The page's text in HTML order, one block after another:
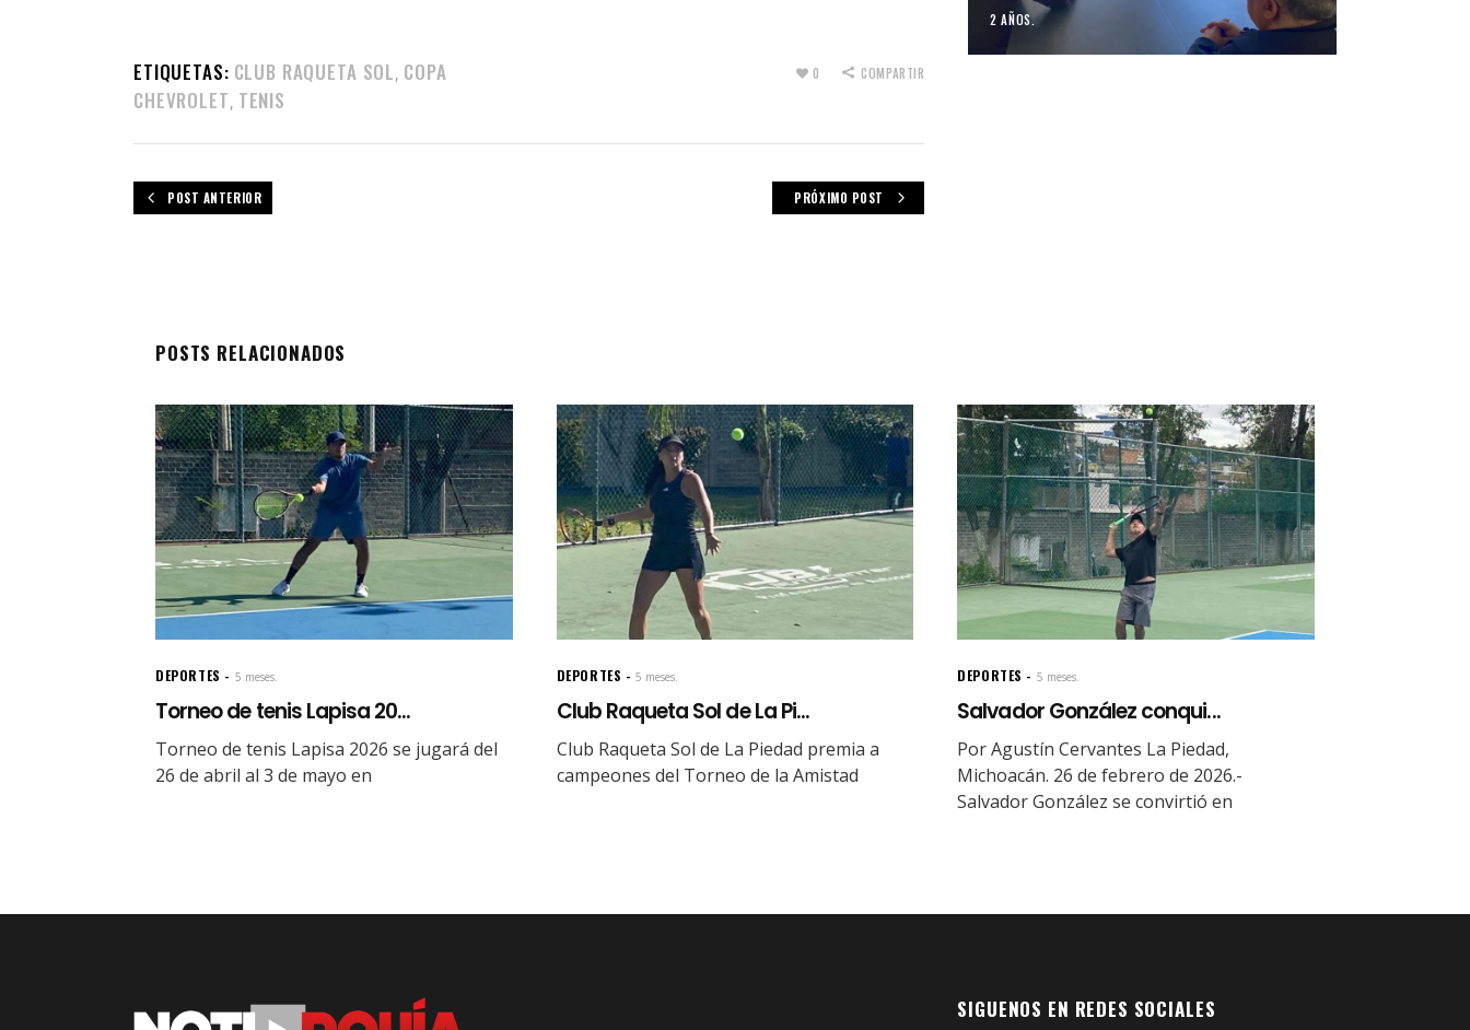
ETIQUETAS: CLUB RAQUETA SOL, COPA
CHEVROLET, TENIS
0 COMPARTIR
POST ANTERIOR PRÓXIMO POST
2 AÑOS.
POSTS RELACIONADOS
DEPORTES 5 meses.
Torneo de tenis Lapisa 20...
Torneo de tenis Lapisa 2026 se jugará del
26 de abril al 3 de mayo en
DEPORTES 5 meses.
Club Raqueta Sol de La Pi...
Club Raqueta Sol de La Piedad premia a
campeones del Torneo de la Amistad
DEPORTES 5 meses.
Salvador González conqui...
Por Agustín Cervantes La Piedad,
Michoacán. 26 de febrero de 2026.-
Salvador González se convirtió en
SIGUENOS EN REDES SOCIALES